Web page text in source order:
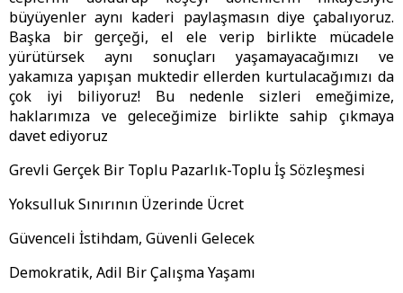
büyüyenler aynı kaderi paylaşmasın diye çabalıyoruz.
Başka bir gerçeği, el ele verip birlikte mücadele
yürütürsek aynı sonuçları yaşamayacağımızı ve
yakamıza yapışan muktedir ellerden kurtulacağımızı da
çok iyi biliyoruz! Bu nedenle sizleri emeğimize,
haklarımıza ve geleceğimize birlikte sahip çıkmaya
davet ediyoruz
Grevli Gerçek Bir Toplu Pazarlık-Toplu İş Sözleşmesi
Yoksulluk Sınırının Üzerinde Ücret
Güvenceli İstihdam, Güvenli Gelecek
Demokratik, Adil Bir Çalışma Yaşamı